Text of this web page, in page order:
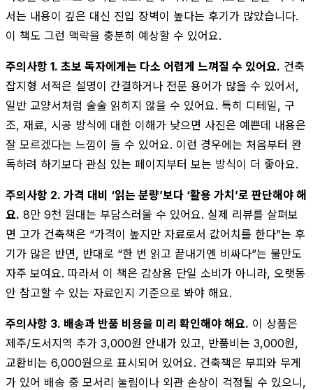
서는 내용이 깊은 대신 진입 장벽이 높다는 후기가 많았습니다.
이 책도 그런 맥락을 충분히 예상할 수 있어요.
주의사항 1. 초보 독자에게는 다소 어렵게 느껴질 수 있어요. 건축
잡지형 서적은 설명이 간결하거나 전문 용어가 많을 수 있어서,
일반 교양서처럼 술술 읽히지 않을 수 있어요. 특히 디테일, 구
조, 재료, 시공 방식에 대한 이해가 낮으면 사진은 예쁜데 내용은
잘 모르겠다는 느낌이 들 수 있어요. 이런 경우에는 처음부터 완
독하려 하기보다 관심 있는 페이지부터 보는 방식이 더 좋아요.
주의사항 2. 가격 대비 ‘읽는 분량’보다 ‘활용 가치’로 판단해야 해
요. 8만 9천 원대는 부담스러울 수 있어요. 실제 리뷰를 살펴보
면 고가 건축책은 “가격이 높지만 자료로서 값어치를 한다”는 후
기가 많은 반면, 반대로 “한 번 읽고 끝내기엔 비싸다”는 불만도
자주 보여요. 따라서 이 책은 감상용 단일 소비가 아니라, 오랫동
안 참고할 수 있는 자료인지 기준으로 봐야 해요.
주의사항 3. 배송과 반품 비용을 미리 확인해야 해요. 이 상품은
제주/도서지역 추가 3,000원 안내가 있고, 반품비는 3,000원,
교환비는 6,000원으로 표시되어 있어요. 건축책은 부피와 무게
가 있어 배송 중 모서리 눌림이나 외관 손상이 걱정될 수 있으니,